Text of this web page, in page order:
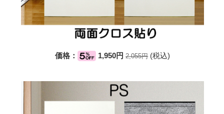
価格： 1,950円2,055円(税込)